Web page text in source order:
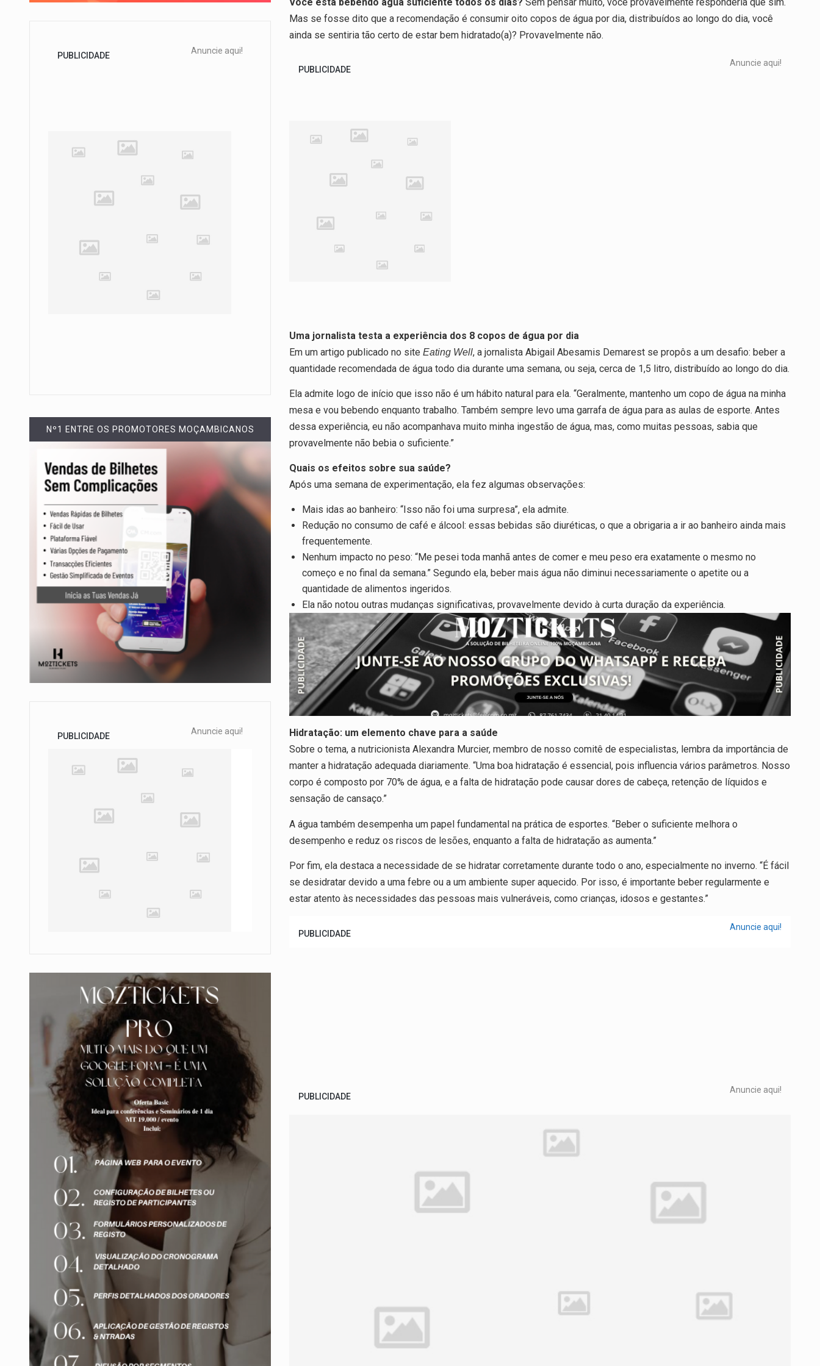
at
s
p
ce
b
o
ke
dI
e
gr
ail ar
e
Mas se fosse dito que a recomendação é consumir oito copos de água por dia, distribuídos ao longo do dia, você
ainda se sentiria tão certo de estar bem hidratado(a)? Provavelmente não.
PUBLICIDADE
Anuncie aqui!
Uma jornalista testa a experiência dos 8 copos de água por dia
Em um artigo publicado no site Eating Well, a jornalista Abigail Abesamis Demarest se propôs a um desafio: beber a
quantidade recomendada de água todo dia durante uma semana, ou seja, cerca de 1,5 litro, distribuído ao longo do dia.
Ela admite logo de início que isso não é um hábito natural para ela. “Geralmente, mantenho um copo de água na minha
mesa e vou bebendo enquanto trabalho. Também sempre levo uma garrafa de água para as aulas de esporte. Antes
dessa experiência, eu não acompanhava muito minha ingestão de água, mas, como muitas pessoas, sabia que
provavelmente não bebia o suficiente.”
Quais os efeitos sobre sua saúde?
Após uma semana de experimentação, ela fez algumas observações:
Mais idas ao banheiro: “Isso não foi uma surpresa”, ela admite.
Redução no consumo de café e álcool: essas bebidas são diuréticas, o que a obrigaria a ir ao banheiro ainda mais
frequentemente.
Nenhum impacto no peso: “Me pesei toda manhã antes de comer e meu peso era exatamente o mesmo no
começo e no final da semana.” Segundo ela, beber mais água não diminui necessariamente o apetite ou a
quantidade de alimentos ingeridos.
Ela não notou outras mudanças significativas, provavelmente devido à curta duração da experiência.
Hidratação: um elemento chave para a saúde
Sobre o tema, a nutricionista Alexandra Murcier, membro de nosso comitê de especialistas, lembra da importância de
manter a hidratação adequada diariamente. “Uma boa hidratação é essencial, pois influencia vários parâmetros. Nosso
corpo é composto por 70% de água, e a falta de hidratação pode causar dores de cabeça, retenção de líquidos e
sensação de cansaço.”
A água também desempenha um papel fundamental na prática de esportes. “Beber o suficiente melhora o
desempenho e reduz os riscos de lesões, enquanto a falta de hidratação as aumenta.”
Por fim, ela destaca a necessidade de se hidratar corretamente durante todo o ano, especialmente no inverno. “É fácil
se desidratar devido a uma febre ou a um ambiente super aquecido. Por isso, é importante beber regularmente e
estar atento às necessidades das pessoas mais vulneráveis, como crianças, idosos e gestantes.”
PUBLICIDADE
Anuncie aqui!
PUBLICIDADE
Anuncie aqui!
PUBLICIDADE Anuncie aqui!
Nº1 ENTRE OS PROMOTORES MOÇAMBICANOS
PUBLICIDADE Anuncie aqui!